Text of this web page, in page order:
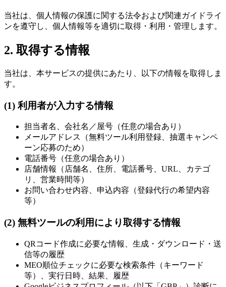
当社は、個人情報の保護に関する法令および関連ガイドライ
ンを遵守し、個人情報等を適切に取得・利用・管理します。
2. 取得する情報
当社は、本サービスの提供にあたり、以下の情報を取得しま
す。
(1) 利用者が入力する情報
担当者名、会社名／屋号（任意の場合あり）
メールアドレス（無料ツール利用登録、抽選キャンペ
ーン応募のため）
電話番号（任意の場合あり）
店舗情報（店舗名、住所、電話番号、URL、カテゴ
リ、営業時間等）
お問い合わせ内容、申込内容（登録代行の希望内容
等）
(2) 無料ツールの利用により取得する情報
QRコード作成に必要な情報、生成・ダウンロード・送
信等の履歴
MEO順位チェックに必要な検索条件（キーワード
等）、実行日時、結果、履歴